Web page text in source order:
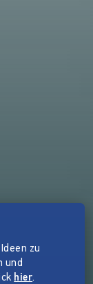
zu
und
hier.